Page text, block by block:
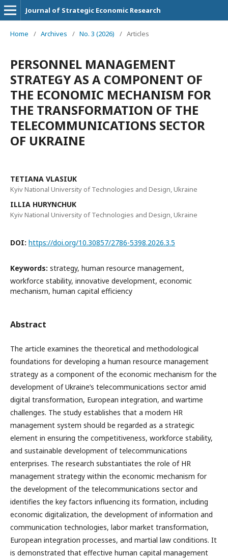
Journal of Strategic Economic Research
Home / Archives / No. 3 (2026) / Articles
PERSONNEL MANAGEMENT
STRATEGY AS A COMPONENT OF
THE ECONOMIC MECHANISM FOR
THE TRANSFORMATION OF THE
TELECOMMUNICATIONS SECTOR
OF UKRAINE
TETIANA VLASIUK
Kyiv National University of Technologies and Design, Ukraine
ILLIA HURYNCHUK
Kyiv National University of Technologies and Design, Ukraine
DOI: https://doi.org/10.30857/2786-5398.2026.3.5
Keywords: strategy, human resource management,
workforce stability, innovative development, economic
mechanism, human capital efficiency
Abstract
The article examines the theoretical and methodological
foundations for developing a human resource management
strategy as a component of the economic mechanism for the
development of Ukraine’s telecommunications sector amid
digital transformation, European integration, and wartime
challenges. The study establishes that a modern HR
management system should be regarded as a strategic
element in ensuring the competitiveness, workforce stability,
and sustainable development of telecommunications
enterprises. The research substantiates the role of HR
management strategy within the economic mechanism for
the development of the telecommunications sector and
identifies the key factors influencing its formation, including
economic digitalization, the development of information and
communication technologies, labor market transformation,
European integration processes, and martial law conditions. It
is demonstrated that effective human capital management